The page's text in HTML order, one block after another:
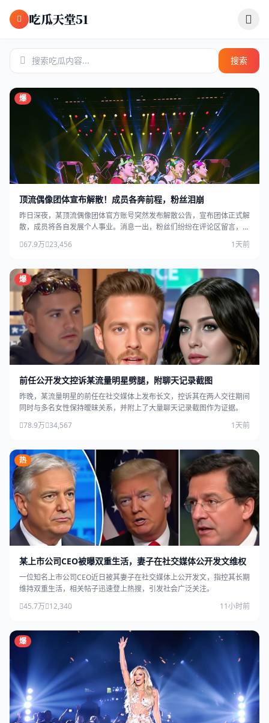
跳过导航
吃瓜天堂51
搜索
爆
顶流偶像团体宣布解散！成员各奔前程，粉丝泪崩
昨日深夜，某顶流偶像团体官方账号突然发布解散公告，宣布团体正式解
散，成员将各自发展个人事业。消息一出，粉丝们纷纷在评论区留言，场
67.9万 23,456 1天前
爆
前任公开发文控诉某流量明星劈腿，附聊天记录截图
昨晚，某流量明星的前任在社交媒体上发布长文，控诉其在两人交往期间
同时与多名女性保持暧昧关系，并附上了大量聊天记录截图作为证据。
78.9万 34,567 1天前
热
某上市公司CEO被曝双重生活，妻子在社交媒体公开发文维权
一位知名上市公司CEO近日被其妻子在社交媒体上公开发文，指控其长期
维持双重生活，相关帖子迅速登上热搜，引发社会广泛关注。
45.7万 12,340 11小时前
爆